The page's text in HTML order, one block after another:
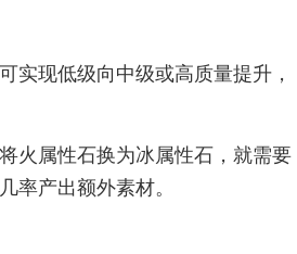
实现低级向中级或高质量提升，
火属性石换为冰属性石，就需要
率产出额外素材。